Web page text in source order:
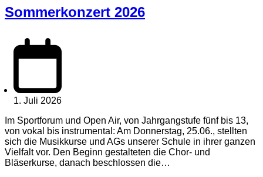
Sommerkonzert 2026
1. Juli 2026
Im Sportforum und Open Air, von Jahrgangstufe fünf bis 13,
von vokal bis instrumental: Am Donnerstag, 25.06., stellten
sich die Musikkurse und AGs unserer Schule in ihrer ganzen
Vielfalt vor. Den Beginn gestalteten die Chor- und
Bläserkurse, danach beschlossen die…